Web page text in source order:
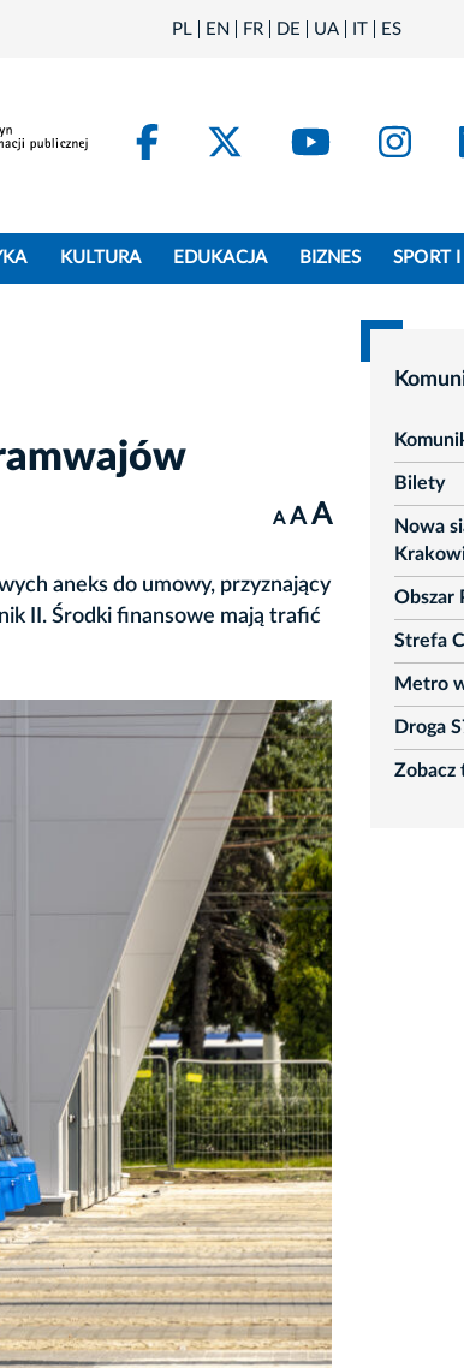
PL EN FR DE UA IT ES
FacebookKraków - X
Kraków
KULTURA EDUKACJA BIZNES SPORT
A A A
aneks do umowy, przyznający
II. Środki finansowe mają trafić
rozwiń
Bilety
rozwiń
Nowa
rozwiń
Obszar
rozwiń
Strefa
rozwiń
Metro
Droga
rozwiń
Zobacz
rozwiń